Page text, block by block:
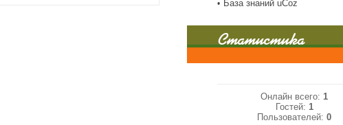
База знаний uCoz
Статистика
Онлайн всего: 1
Гостей: 1
Пользователей: 0